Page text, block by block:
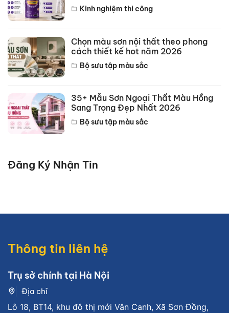
Kinh nghiệm thi công
Chọn màu sơn nội thất theo phong
cách thiết kế hot năm 2026
Bộ sưu tập màu sắc
35+ Mẫu Sơn Ngoại Thất Màu Hồng
Sang Trọng Đẹp Nhất 2026
Bộ sưu tập màu sắc
Đăng Ký Nhận Tin
Thông tin liên hệ
Trụ sở chính tại Hà Nội
Địa chỉ
Lô 18, BT14, khu đô thị mới Vân Canh, Xã Sơn Đồng,